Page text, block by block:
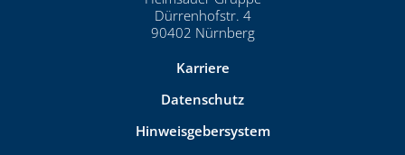
Dürrenhofstr. 4
90402 Nürnberg
Karriere
Datenschutz
Hinweisgebersystem